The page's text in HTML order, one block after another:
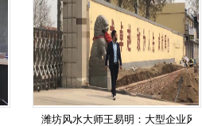
潍坊风水大师王易明：大型企业风